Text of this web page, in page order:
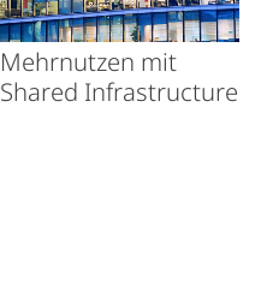
Mehrnutzen mit
Shared Infrastructure